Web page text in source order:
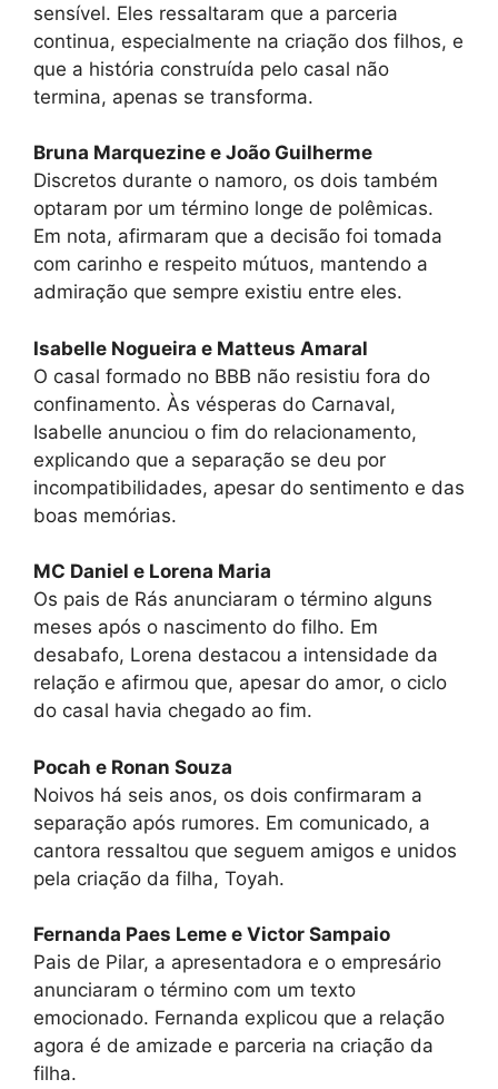
sensível. Eles ressaltaram que a parceria
continua, especialmente na criação dos filhos, e
que a história construída pelo casal não
termina, apenas se transforma.
Bruna Marquezine e João Guilherme
Discretos durante o namoro, os dois também
optaram por um término longe de polêmicas.
Em nota, afirmaram que a decisão foi tomada
com carinho e respeito mútuos, mantendo a
admiração que sempre existiu entre eles.
Isabelle Nogueira e Matteus Amaral
O casal formado no BBB não resistiu fora do
confinamento. Às vésperas do Carnaval,
Isabelle anunciou o fim do relacionamento,
explicando que a separação se deu por
incompatibilidades, apesar do sentimento e das
boas memórias.
MC Daniel e Lorena Maria
Os pais de Rás anunciaram o término alguns
meses após o nascimento do filho. Em
desabafo, Lorena destacou a intensidade da
relação e afirmou que, apesar do amor, o ciclo
do casal havia chegado ao fim.
Pocah e Ronan Souza
Noivos há seis anos, os dois confirmaram a
separação após rumores. Em comunicado, a
cantora ressaltou que seguem amigos e unidos
pela criação da filha, Toyah.
Fernanda Paes Leme e Victor Sampaio
Pais de Pilar, a apresentadora e o empresário
anunciaram o término com um texto
emocionado. Fernanda explicou que a relação
agora é de amizade e parceria na criação da
filha.